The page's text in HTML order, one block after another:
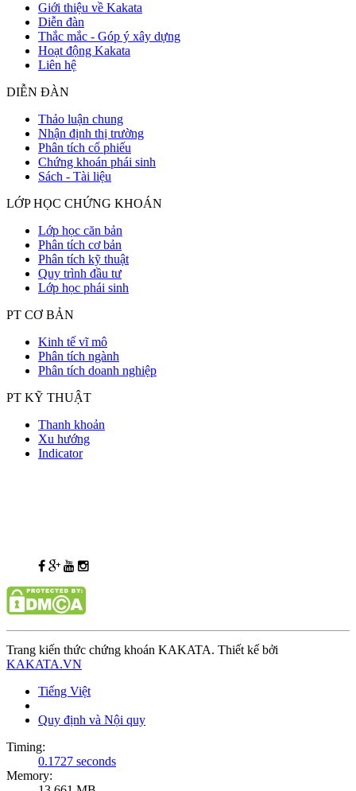
Giới thiệu về Kakata
Diễn đàn
Thắc mắc - Góp ý xây dựng
Hoạt động Kakata
Liên hệ
DIỄN ĐÀN
Thảo luận chung
Nhận định thị trường
Phân tích cổ phiếu
Chứng khoán phái sinh
Sách - Tài liệu
LỚP HỌC CHỨNG KHOÁN
Lớp học căn bản
Phân tích cơ bản
Phân tích kỹ thuật
Quy trình đầu tư
Lớp học phái sinh
PT CƠ BẢN
Kinh tế vĩ mô
Phân tích ngành
Phân tích doanh nghiệp
PT KỸ THUẬT
Thanh khoản
Xu hướng
Indicator
Trang kiến thức chứng khoán KAKATA. Thiết kế bởi
KAKATA.VN
Tiếng Việt
Quy định và Nội quy
Timing:
0.1727 seconds
Memory: